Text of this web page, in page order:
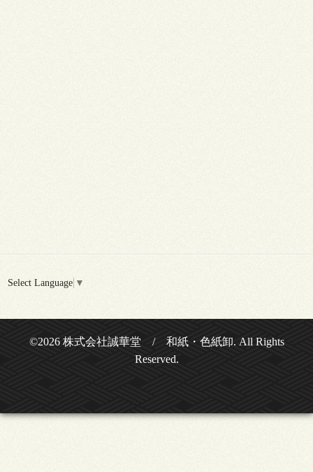
Select Language ▼
©2026 株式会社誠華堂 / 和紙・色紙卸. All Rights
Reserved.